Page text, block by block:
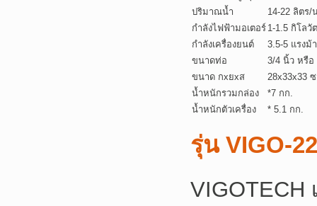
ปริมาณน้ำ
14-22 ลิตร/
กำลังไฟฟ้ามอเตอร์ 1-1.5 กิโลวั
กำลังเครื่องยนต์
3.5-5 แรงม้า
ขนาดท่อ
3/4 นิ้ว หรื
ขนาด กxยxส
28x33x33
น้ำหนักรวมกล่อง
*7 กก.
น้ำหนักตัวเครื่อง
* 5.1 กก.
รุ่น VIGO-
VIGOTECH